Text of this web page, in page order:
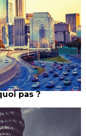
pas ?